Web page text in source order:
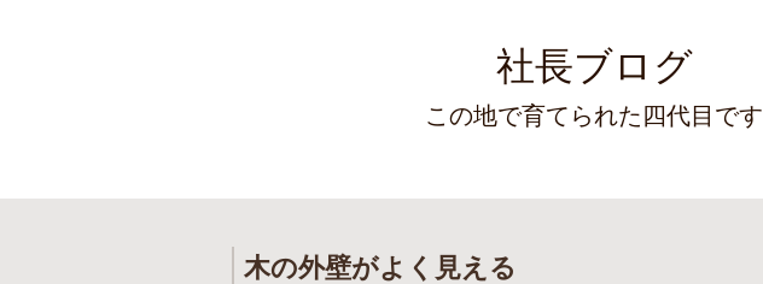
社長ブログ
この地で育てられた四代目です
木の外壁がよく見える